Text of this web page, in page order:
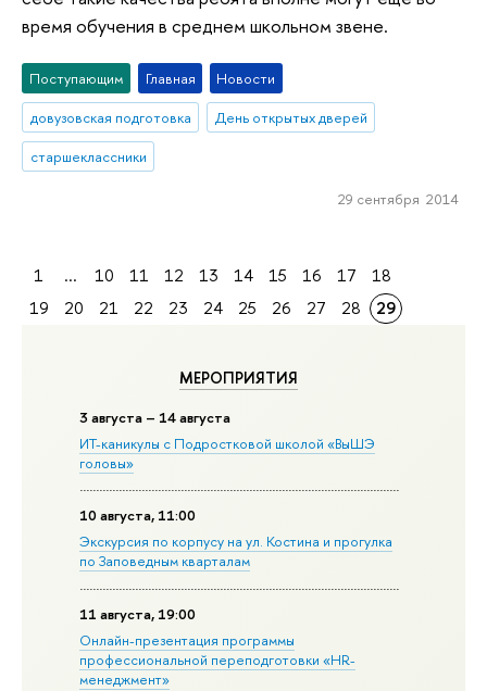
МЕРОПРИЯТИЯ
3 августа – 14 августа
ИТ-каникулы с Подростковой школой «ВыШЭ
головы»
10 августа, 11:00
Экскурсия по корпусу на ул. Костина и прогулка
по Заповедным кварталам
11 августа, 19:00
Онлайн-презентация программы
профессиональной переподготовки «HR-
менеджмент»
время обучения в среднем школьном звене.
Поступающим Главная
Новости
довузовская подготовка
День открытых дверей
старшеклассники
29 сентября 2014
1 ... 10 11 12 13 14 15 16 17
18
19
20 21 22 23 24 25 26 27 28 29